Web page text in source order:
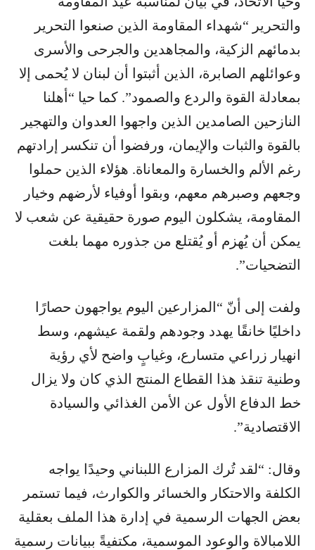
والتحرير “شهداء المقاومة الذين صنعوا التحرير
بدمائهم الزكية، والمجاهدين والجرحى والأسرى
وعوائلهم الصابرة، الذين أثبتوا أن لبنان لا يُحمى إلا
بمعادلة القوة والردع والصمود”. كما حيا “أهلنا
النازحين الصامدين الذين واجهوا العدوان والتهجير
بالقوة والثبات والإيمان، ورفضوا أن تنكسر إرادتهم
رغم الألم والخسارة والمعاناة. هؤلاء الذين حملوا
وجعهم وصبرهم معهم، وبقوا أوفياء لأرضهم وخيار
المقاومة، يشكلون اليوم صورة حقيقية عن شعب لا
يمكن أن يُهزم أو يُقتلع من جذوره مهما بلغت
التضحيات”.
ولفت إلى أنّ “المزارعين اليوم يواجهون حصارًا
داخليًا خانقًا يهدد وجودهم ولقمة عيشهم، وسط
انهيار زراعي متسارع، وغيابٍ واضح لأي رؤية
وطنية تنقذ هذا القطاع المنتج الذي كان ولا يزال
خط الدفاع الأول عن الأمن الغذائي والسيادة
الاقتصادية”.
وقال: “لقد تُرك المزارع اللبناني وحيدًا يواجه
الكلفة والاحتكار والخسائر والكوارث، فيما تستمر
بعض الجهات الرسمية في إدارة هذا الملف بعقلية
اللامبالاة والوعود الموسمية، مكتفيةً ببيانات رسمية